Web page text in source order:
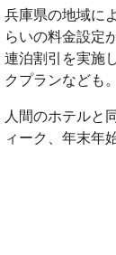
兵庫県の地域に
らいの料金設定
連泊割引を実施
クプランなども。
人間のホテルと
ィーク、年末年